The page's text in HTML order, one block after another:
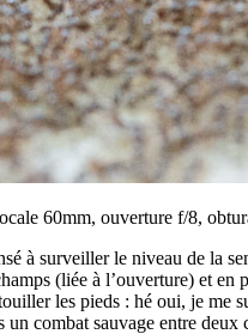
60mm, ouverture f/8,
à surveiller le niveau de la
(liée à l’ouverture) et en
les pieds : hé oui, je me
un combat sauvage entre deux